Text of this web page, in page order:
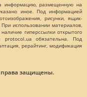
информацию, размещенную на
иное. Под информацией
рисунки, ящик-
использовании материалов,
гиперссылки открытого
protocol.ua обязательна. Под
рерайтинг, модификация
права защищены.